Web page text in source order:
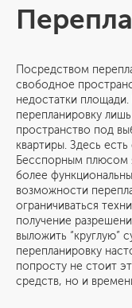
Посредством
свободное
недостатки
перепланировку
пространство под
квартиры. Здесь
Бесспорным плюсом
более
возможности
ограничиваться
получение
выложить “круглую”
перепланировку
попросту не стоит
средств, но и